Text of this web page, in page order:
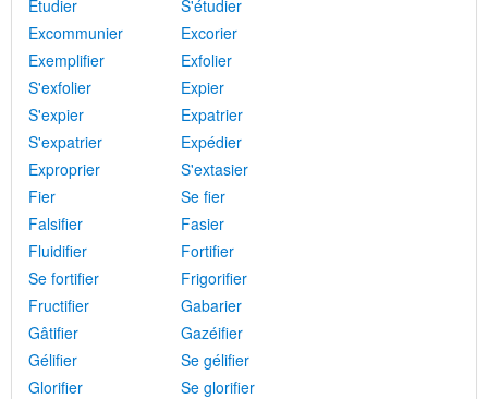
Étudier
S'étudier
Excommunier
Excorier
Exemplifier
Exfolier
S'exfolier
Expier
S'expier
Expatrier
S'expatrier
Expédier
Exproprier
S'extasier
Fier
Se fier
Falsifier
Fasier
Fluidifier
Fortifier
Se fortifier
Frigorifier
Fructifier
Gabarier
Gâtifier
Gazéifier
Gélifier
Se gélifier
Glorifier
Se glorifier